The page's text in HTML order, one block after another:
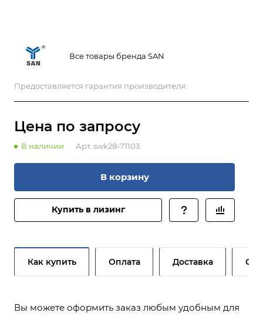
Все товары бренда SAN
Предоставляется гарантия производителя.
Цена по запросу
В наличии Арт. swk28-71103.
В корзину
Купить в лизинг
Как купить Оплата Доставка
Вы можете оформить заказ любым удобным для